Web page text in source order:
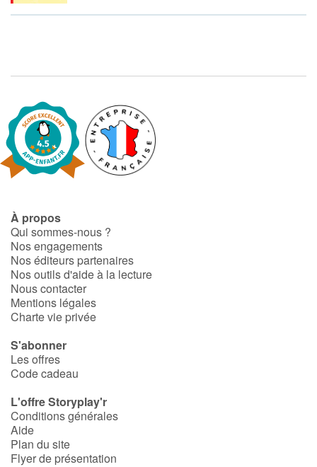
Par thématique
Autour de la lecture
Apprendre à lire
Activités et ateliers
Apprendre les langues
Dyslexie, troubles de la lecture
Les plus lus
Coups de coeur
À propos
Qui sommes-nous ?
Nos engagements
Nos éditeurs partenaires
Nos outils d'aide à la lecture
Nous contacter
Mentions légales
Charte vie privée
S'abonner
Les offres
Code cadeau
L'offre Storyplay'r
Conditions générales
Aide
Plan du site
Flyer de présentation